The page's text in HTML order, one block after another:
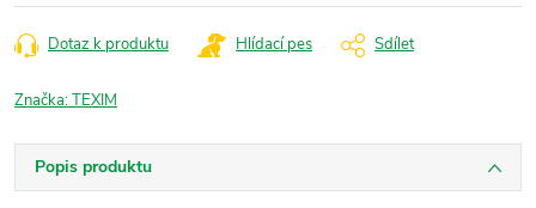
Dotaz k produktu Hlídací pes Sdílet
Značka:TEXIM
Popis produktu